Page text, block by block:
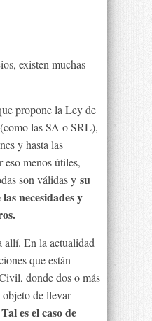
existen muchas
propone la Ley de
las SA o SRL),
y hasta las
eso menos útiles,
son válidas y su
necesidades y
allí. En la actualidad
que están
donde dos o más
objeto de llevar
Tal es el caso de